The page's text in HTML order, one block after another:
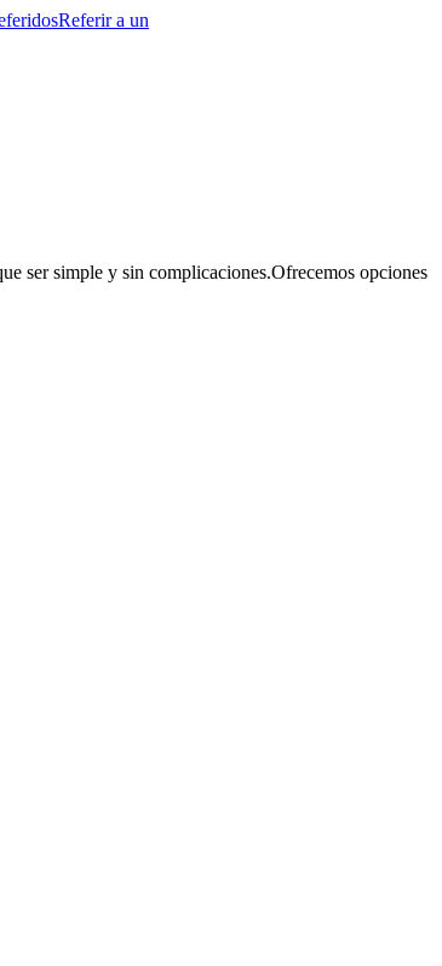
Referir a un
ser simple y sin complicaciones.Ofrecemos opciones